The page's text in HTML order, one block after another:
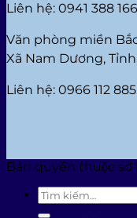
Liên hệ: 0941 388
Văn phòng miền
Xã Nam Dương,
Liên hệ: 0966 112
Bản quyền thuộc sở
Tìm
kiếm: